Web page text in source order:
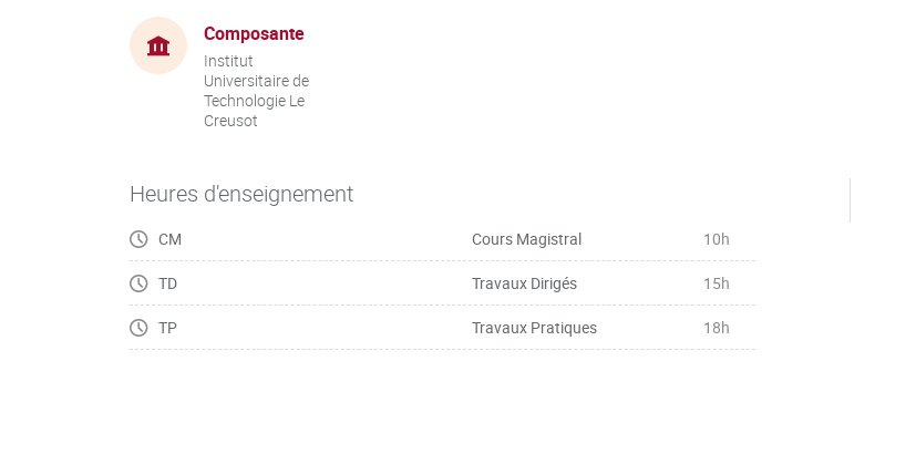
Composante
Institut
Universitaire de
Technologie Le
Creusot
Heures d'enseignement
CM Cours Magistral 10h
TD Travaux Dirigés 15h
TP Travaux Pratiques 18h